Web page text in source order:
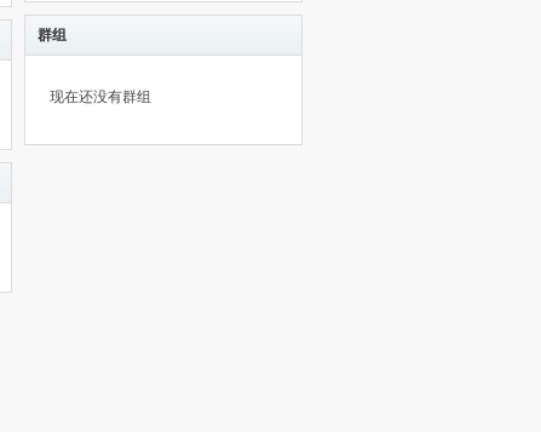
群组
现在还没有群组